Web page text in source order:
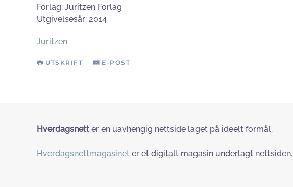
Forlag: Juritzen Forlag
Utgivelsesår: 2014
Juritzen
UTSKRIFT E-POST
Hverdagsnett er en uavhengig nettside laget på ideelt formål.
Hverdagsnettmagasinet er et digitalt magasin underlagt nettsiden.